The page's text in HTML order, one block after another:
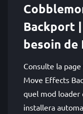
Backport
besoin de
Consulte la
Move Effects
quel mod loader
installera